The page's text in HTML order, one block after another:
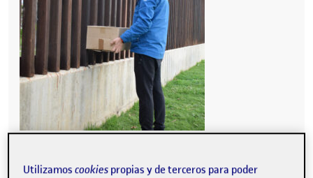
Utilizamoscookies propias y de terceros para poder